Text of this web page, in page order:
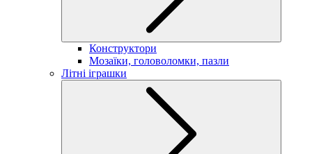
Конструктори
Мозаїки, головоломки, пазли
Літні іграшки